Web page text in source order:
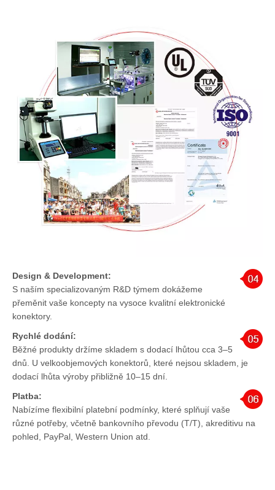
Design & Development:
S naším specializovaným R&D týmem dokážeme
přeměnit vaše koncepty na vysoce kvalitní elektronické
konektory.
Rychlé dodání:
Běžné produkty držíme skladem s dodací lhůtou cca 3–5
dnů. U velkoobjemových konektorů, které nejsou skladem, je
dodací lhůta výroby přibližně 10–15 dní.
Platba:
Nabízíme flexibilní platební podmínky, které splňují vaše
různé potřeby, včetně bankovního převodu (T/T), akreditivu na
pohled, PayPal, Western Union atd.